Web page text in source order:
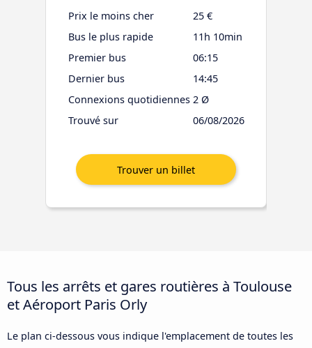
Prix le moins cher
25 €
Bus le plus rapide
11h 10min
Premier bus
06:15
Dernier bus
14:45
Connexions quotidiennes 2 Ø
Trouvé sur
06/08/2026
Tous les arrêts et gares routières à Toulouse
et Aéroport Paris Orly
Le plan ci-dessous vous indique l'emplacement de toutes les